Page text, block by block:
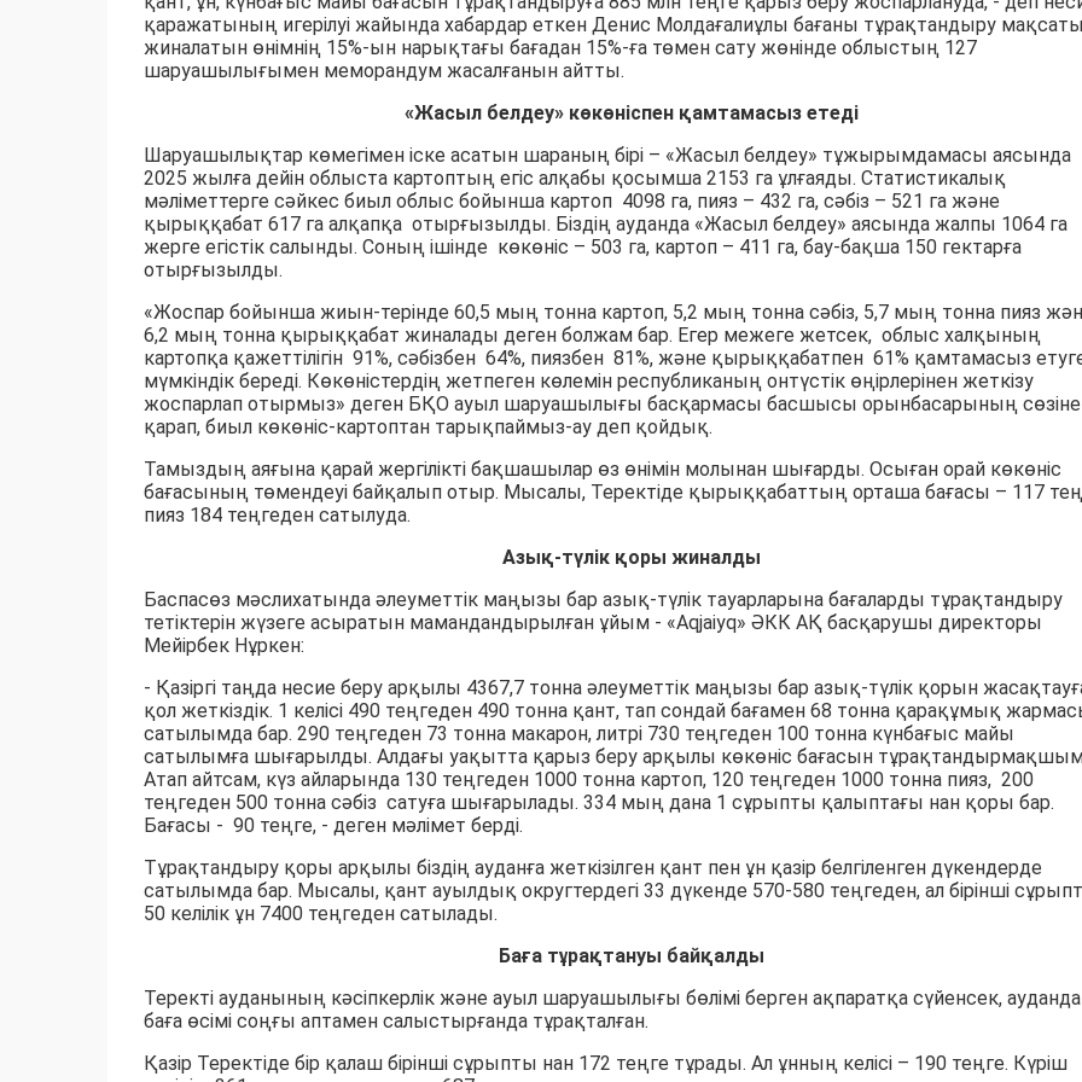
қаражатының игерілуі жайында хабардар еткен Денис Молдағалиұлы бағаны тұрақтандыру
жиналатын өнімнің 15%-ын нарықтағы бағадан 15%-ға төмен сату жөнінде облыстың 127
шаруашылығымен меморандум жасалғанын айтты.
«Жасыл белдеу» көкөніспен қамтамасыз етеді
Шаруашылықтар көмегімен іске асатын шараның бірі – «Жасыл белдеу» тұжырымдамасы аясында
2025 жылға дейін облыста картоптың егіс алқабы қосымша 2153 га ұлғаяды. Статистикалық
мәліметтерге сәйкес биыл облыс бойынша картоп 4098 га, пияз – 432 га, сәбіз – 521 га және
қырыққабат 617 га алқапқа отырғызылды. Біздің ауданда «Жасыл белдеу» аясында жалпы 1064 га
жерге егістік салынды. Соның ішінде көкөніс – 503 га, картоп – 411 га, бау-бақша 150 гектарға
отырғызылды.
«Жоспар бойынша жиын-терінде 60,5 мың тонна картоп, 5,2 мың тонна сәбіз, 5,7 мың тонна пияз
6,2 мың тонна қырыққабат жиналады деген болжам бар. Егер межеге жетсек, облыс халқының
картопқа қажеттілігін 91%, сәбізбен 64%, пиязбен 81%, және қырыққабатпен 61% қамтамасыз
мүмкіндік береді. Көкөністердің жетпеген көлемін республиканың онтүстік өңірлерінен жеткізу
жоспарлап отырмыз» деген БҚО ауыл шаруашылығы басқармасы басшысы орынбасарының сөзіне
қарап, биыл көкөніс-картоптан тарықпаймыз-ау деп қойдық.
Тамыздың аяғына қарай жергілікті бақшашылар өз өнімін молынан шығарды. Осыған орай көкөніс
бағасының төмендеуі байқалып отыр. Мысалы, Теректіде қырыққабаттың орташа бағасы – 117
пияз 184 теңгеден сатылуда.
Азық-түлік қоры жиналды
Баспасөз мәслихатында әлеуметтік маңызы бар азық-түлік тауарларына бағаларды тұрақтандыру
тетіктерін жүзеге асыратын мамандандырылған ұйым - «Aqjaiyq» ӘКК АҚ басқарушы директоры
Мейірбек Нұркен:
- Қазіргі таңда несие беру арқылы 4367,7 тонна әлеуметтік маңызы бар азық-түлік қорын
қол жеткіздік. 1 келісі 490 теңгеден 490 тонна қант, тап сондай бағамен 68 тонна қарақұмық
сатылымда бар. 290 теңгеден 73 тонна макарон, литрі 730 теңгеден 100 тонна күнбағыс майы
сатылымға шығарылды. Алдағы уақытта қарыз беру арқылы көкөніс бағасын
Атап айтсам, күз айларында 130 теңгеден 1000 тонна картоп, 120 теңгеден 1000 тонна пияз, 200
теңгеден 500 тонна сәбіз сатуға шығарылады. 334 мың дана 1 сұрыпты қалыптағы нан қоры бар.
Бағасы - 90 теңге, - деген мәлімет берді.
Тұрақтандыру қоры арқылы біздің ауданға жеткізілген қант пен ұн қазір белгіленген дүкендерде
сатылымда бар. Мысалы, қант ауылдық округтердегі 33 дүкенде 570-580 теңгеден, ал бірінші
50 келілік ұн 7400 теңгеден сатылады.
Баға тұрақтануы байқалды
Теректі ауданының кәсіпкерлік және ауыл шаруашылығы бөлімі берген ақпаратқа сүйенсек, ауданда
баға өсімі соңғы аптамен салыстырғанда тұрақталған.
Қазір Теректіде бір қалаш бірінші сұрыпты нан 172 теңге тұрады. Ал ұнның келісі – 190 теңге. Күріш